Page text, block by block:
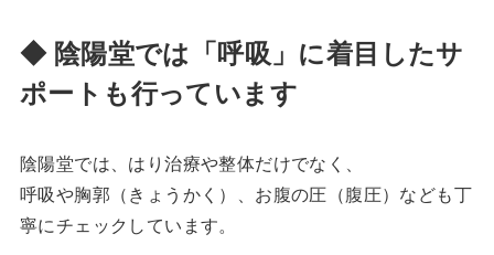
◆ 陰陽堂では「呼吸」に着目したサ
ポートも行っています
陰陽堂では、はり治療や整体だけでなく、
呼吸や胸郭（きょうかく）、お腹の圧（腹圧）なども丁
寧にチェックしています。